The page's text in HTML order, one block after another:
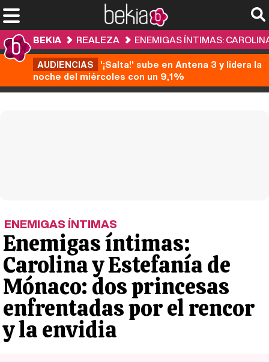
BEKIA REALEZA
ENEMIGAS ÍNTIMAS:
AUDIENCIAS '¡Salta!' sube en Antena 3 y lidera la
noche del miércoles con un 9,1%
ENEMIGAS ÍNTIMAS
Enemigas íntimas:
Carolina y Estefanía de
Mónaco: dos princesas
enfrentadas por el rencor
y la envidia